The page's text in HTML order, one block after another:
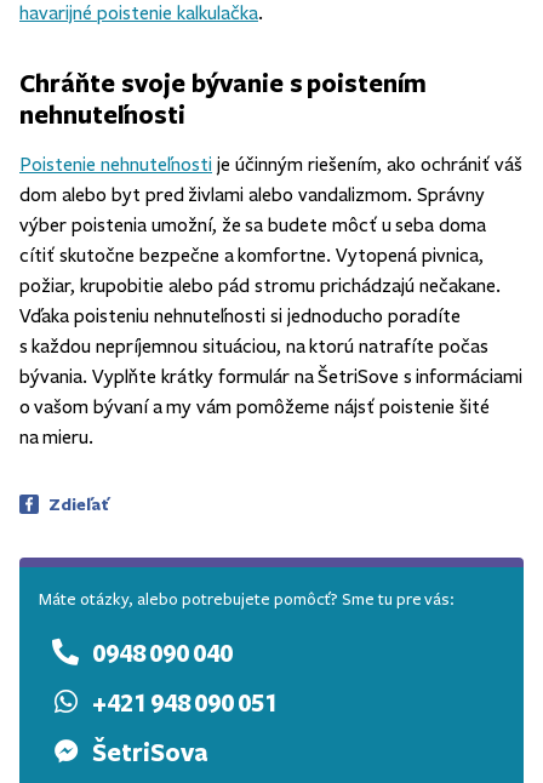
havarijné poistenie kalkulačka.
Chráňte svoje bývanie s poistením
nehnuteľnosti
Poistenie nehnuteľnosti je účinným riešením, ako ochrániť váš
dom alebo byt pred živlami alebo vandalizmom. Správny
výber poistenia umožní, že sa budete môcť u seba doma
cítiť skutočne bezpečne a komfortne. Vytopená pivnica,
požiar, krupobitie alebo pád stromu prichádzajú nečakane.
Vďaka poisteniu nehnuteľnosti si jednoducho poradíte
s každou nepríjemnou situáciou, na ktorú natrafíte počas
bývania. Vyplňte krátky formulár na ŠetriSove s informáciami
o vašom bývaní a my vám pomôžeme nájsť poistenie šité
na mieru.
Zdieľať
Máte otázky, alebo potrebujete pomôcť? Sme tu pre vás:
0948 090 040
+421 948 090 051
ŠetriSova